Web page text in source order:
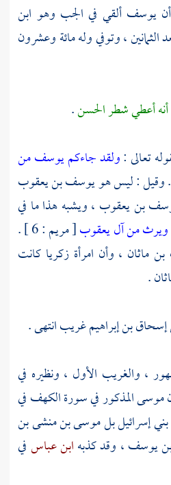
أن يوسفألقي في الجب وهو ابن
الثمانين ، وتوفي وله مائة وعشرون
أنه أعطي شطر الحسن.
تعالى :ولقد جاءكم يوسف من
يوسف بن يعقوب
بن يعقوب ،ويشبه هذا ما في
ويرث من آل يعقوب
[ مريم : 6 ] .
ماثان ، وأن امرأة زكريا كانت
.
بن إبراهيمغريب انتهى .
، والغريب الأول ، ونظيره في
موسىالمذكور في سورة الكهف في
بني إسرائيلبلموسى بن منشى بن
بن يوسف ، وقد كذبهابن عباسفي